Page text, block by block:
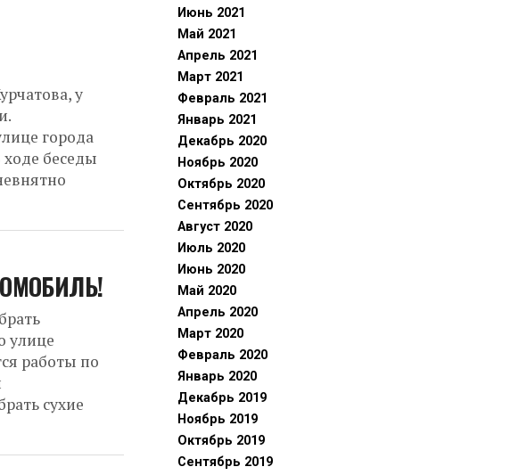
у
города
беседы
улице
работы по
сухие
Июнь 2021
Май 2021
Апрель 2021
Март 2021
Февраль 2021
Январь 2021
Декабрь 2020
Ноябрь 2020
Октябрь 2020
Сентябрь 2020
Август 2020
Июль 2020
Июнь 2020
Май 2020
Апрель 2020
Март 2020
Февраль 2020
Январь 2020
Декабрь 2019
Ноябрь 2019
Октябрь 2019
Сентябрь 2019